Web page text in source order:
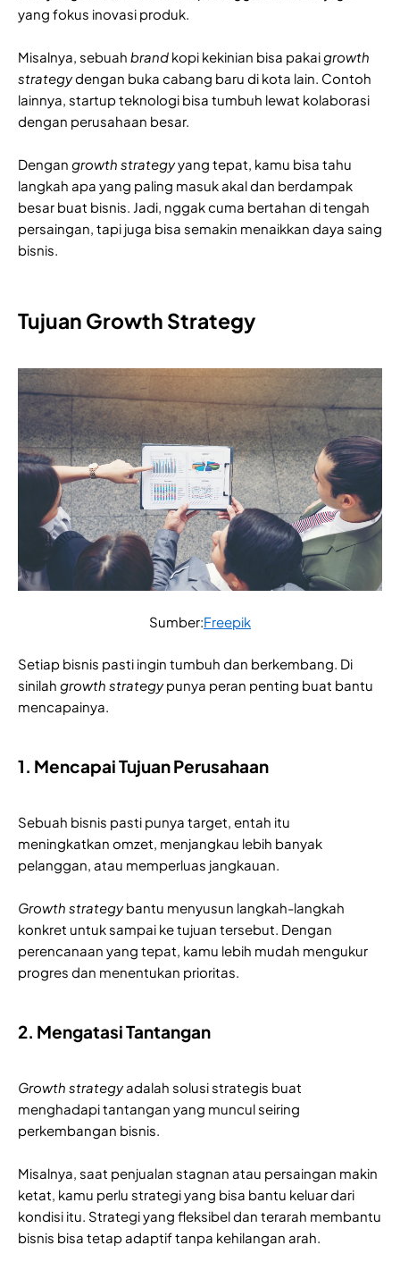
yang fokus inovasi produk.
Misalnya, sebuah brand kopi kekinian bisa pakaigrowth
strategydengan buka cabang baru di kota lain. Contoh
lainnya, startup teknologi bisa tumbuh lewat kolaborasi
dengan perusahaan besar.
Dengan growth strategyyang tepat, kamu bisa tahu
langkah apa yang paling masuk akal dan berdampak
besar buat bisnis. Jadi, nggak cuma bertahan di tengah
persaingan, tapi juga bisa semakin menaikkan daya saing
bisnis.
Tujuan Growth Strategy
Sumber:Freepik
Setiap bisnis pasti ingin tumbuh dan berkembang. Di
sinilah growth strategypunya peran penting buat bantu
mencapainya.
1. Mencapai Tujuan Perusahaan
Sebuah bisnis pasti punya target, entah itu
meningkatkan omzet, menjangkau lebih banyak
pelanggan, atau memperluas jangkauan.
Growth strategybantu menyusun langkah-langkah
konkret untuk sampai ke tujuan tersebut. Dengan
perencanaan yang tepat, kamu lebih mudah mengukur
progres dan menentukan prioritas.
2. Mengatasi Tantangan
Growth strategyadalah solusi strategis buat
menghadapi tantangan yang muncul seiring
perkembangan bisnis.
Misalnya, saat penjualan stagnan atau persaingan makin
ketat, kamu perlu strategi yang bisa bantu keluar dari
kondisi itu. Strategi yang fleksibel dan terarah membantu
bisnis bisa tetap adaptif tanpa kehilangan arah.